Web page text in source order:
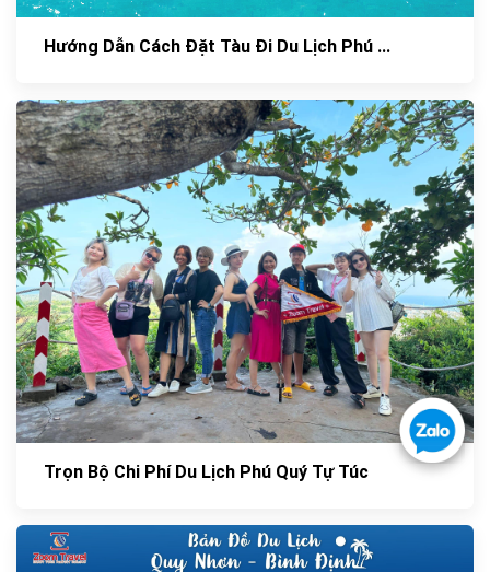
Hướng Dẫn Cách Đặt Tàu Đi Du Lịch Phú ...
Trọn Bộ Chi Phí Du Lịch Phú Quý Tự Túc